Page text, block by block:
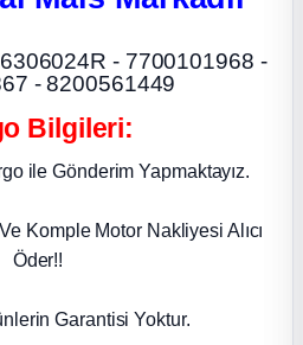
- 7700101968 -
- 8200561449
Bilgileri:
ile Gönderim Yapmaktayız.
Komple Motor Nakliyesi Alıcı
Öder!!
Garantisi Yoktur.